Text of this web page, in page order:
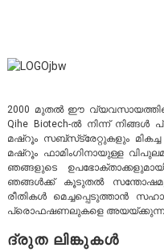
2000 മുതൽ ഈ
Qihe Biotech-ൽ നിന്ന്
മഷ്റൂം സബ്‌സ്‌ട്രേറ്റുകളും
മഷ്റൂം ഫാമിംഗിനായുള്ള
ഞങ്ങളുടെ
ഞങ്ങൾക്ക് കൂടുതൽ
രീതികൾ മെച്ചപ്പെടുത്താൻ
പ്രൊഫഷണലുകളെ
ദ്രുത ലിങ്കുകൾ